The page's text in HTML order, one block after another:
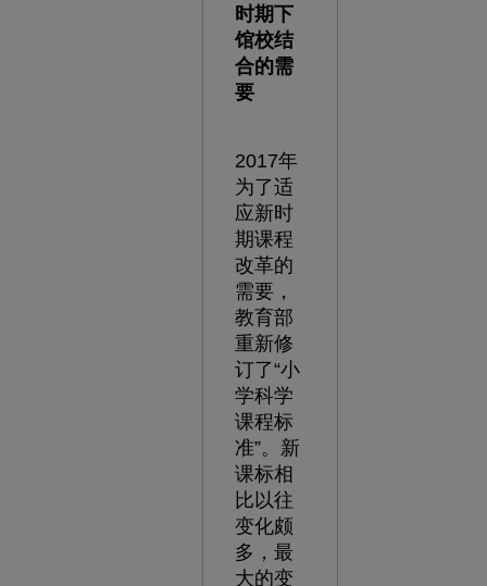
时期下
馆校结
合的需
要
2017年
为了适
应新时
期课程
改革的
需要，
教育部
重新修
订了“小
学科学
课程标
准”。新
课标相
比以往
变化颇
多，最
大的变